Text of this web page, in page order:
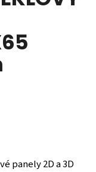
panely 2D a 3D